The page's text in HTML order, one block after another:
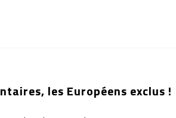
les Européens exclus !